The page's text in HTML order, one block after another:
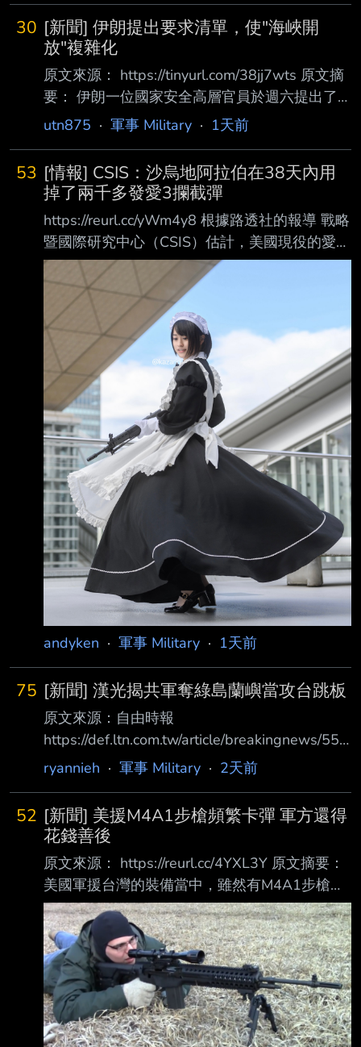
30 [新聞] 伊朗提出要求清單，使"海峽開
放"複雜化
原文來源： https://tinyurl.com/38jj7wts 原文摘
要： 伊朗一位國家安全高層官員於週六提出了
一連串全面性的要求，表示美國必須先滿足這些
讓這條關鍵貿易水域的命運陷入未知。 伊朗最
高國家安全委員會秘書莫哈末·巴格爾·佐爾加德
爾（Mohammad Bagher Zolghadr ）透過國家
媒體發表聲明，提出了重新開放海峽的多項條
件。他要求美國解除對伊朗的海 上封鎖與制
裁、將美軍撤離伊朗周邊地區、支付戰爭賠償並
釋放凍結的伊朗資產，同時停 止對伊
utn875 · 軍事 Military · 1天前
53 [情報] CSIS：沙烏地阿拉伯在38天內用
掉了兩千多發愛3攔截彈
https://reurl.cc/yWm4y8 根據路透社的報導 戰略
暨國際研究中心（CSIS）估計，美國現役的愛國
者（Patriot）三型攔截彈在2月至7 月期間約有
65%已被消耗，目前預估庫存已不足850枚，而
在美伊戰爭開始之前，美國原本 擁有約2,330枚
專家表示，目前波斯灣國家的相關武器庫存也已
經被嚴重消耗；此外，數個歐洲國家也已 將部
分自身庫存的攔截彈轉移給烏克蘭 CSIS表示，
光是沙烏地阿拉伯在衝突開始後的前38天，就使
用了其約2,800枚愛3攔截彈庫 存中的86%，截
至4月時僅剩約400枚
andyken · 軍事 Military · 1天前
75 [新聞] 漢光揭共軍奪綠島蘭嶼當攻台跳板
原文來源：自由時報
https://def.ltn.com.tw/article/breakingnews/553
2105 原文摘要： 漢光揭共軍奪綠島蘭嶼當攻台
光演習中釋出重大戰術想定，首 度將台東外海
的蘭嶼及綠島納入核心防禦範圍 。軍方高層人
士今天透露，從共艦近年來密集 在東部外海活
動的跡象研判，不排除共軍在戰 時企圖奪取蘭
嶼與綠島，並在佔領兩島後改造 成對台的長程
火力投射據點。一旦這兩座島嶼 淪陷，共軍就
能部署射程高達300到500公里 的長程火箭砲，
不因
ryannieh · 軍事 Military · 2天前
52 [新聞] 美援M4A1步槍頻繁卡彈 軍方還得
花錢善後
原文來源： https://reurl.cc/4YXL3Y 原文摘要：
美國軍援台灣的裝備當中，雖然有M4A1步槍，
但也出現大批台灣早已汰除不用的M14步槍 ，
以及許多過期爆材。軍方未透露美軍老舊軍品如
何處理，過期爆材要另編經費進行效能 驗證，
風險很高，目前能實施這項驗測的軍備局205廠
光復營區還在整建，未來過期爆材 若無法使
用，可能要轉為廢彈處理。 心得感想： 原文為
聯合報付費報導，只能擷取引文做討論 內文提